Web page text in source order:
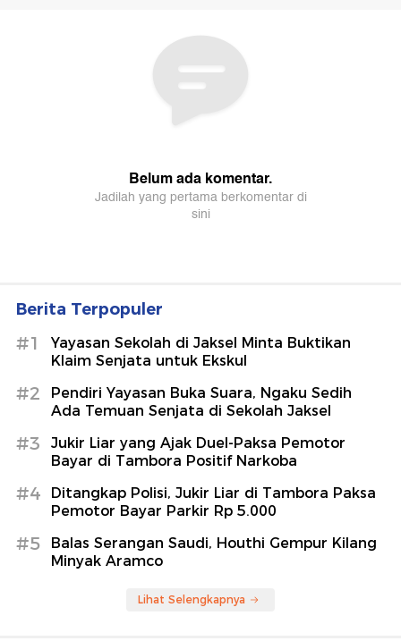
Berita Terpopuler
#1
Yayasan Sekolah di Jaksel Minta Buktikan
Klaim Senjata untuk Ekskul
#2
Pendiri Yayasan Buka Suara, Ngaku Sedih
Ada Temuan Senjata di Sekolah Jaksel
#3
Jukir Liar yang Ajak Duel-Paksa Pemotor
Bayar di Tambora Positif Narkoba
#4
Ditangkap Polisi, Jukir Liar di Tambora Paksa
Pemotor Bayar Parkir Rp 5.000
#5
Balas Serangan Saudi, Houthi Gempur Kilang
Minyak Aramco
Lihat Selengkapnya